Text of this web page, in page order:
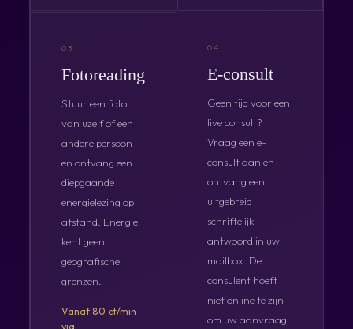
03
Fotoreading
Stuur een foto
van uzelf of een
andere persoon
en ontvang een
diepgaande
energielezing op
afstand. Energie
kent geen
geografische
grenzen.
Vanaf 80 ct/min
via
04
E-consult
Geen tijd voor een
live consult?
Vraag een e-
consult aan en
ontvang een
uitgebreid
schriftelijk
antwoord in uw
mailbox. De
consulent hoeft
niet online te zijn
om uw aanvraag